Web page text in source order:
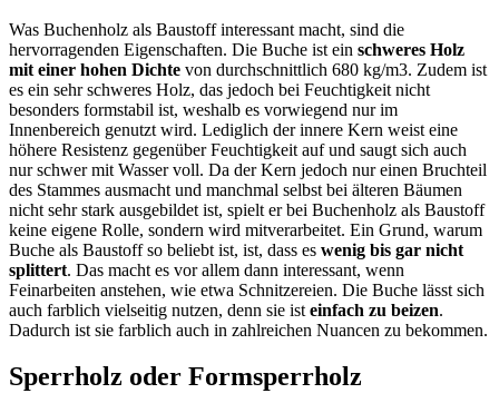
Was Buchenholz als Baustoff interessant macht, sind die
hervorragenden Eigenschaften. Die Buche ist ein schweres Holz
mit einer hohen Dichte von durchschnittlich 680 kg/m3. Zudem ist
es ein sehr schweres Holz, das jedoch bei Feuchtigkeit nicht
besonders formstabil ist, weshalb es vorwiegend nur im
Innenbereich genutzt wird. Lediglich der innere Kern weist eine
höhere Resistenz gegenüber Feuchtigkeit auf und saugt sich auch
nur schwer mit Wasser voll. Da der Kern jedoch nur einen Bruchteil
des Stammes ausmacht und manchmal selbst bei älteren Bäumen
nicht sehr stark ausgebildet ist, spielt er bei Buchenholz als Baustoff
keine eigene Rolle, sondern wird mitverarbeitet. Ein Grund, warum
Buche als Baustoff so beliebt ist, ist, dass es wenig bis gar nicht
splittert. Das macht es vor allem dann interessant, wenn
Feinarbeiten anstehen, wie etwa Schnitzereien. Die Buche lässt sich
auch farblich vielseitig nutzen, denn sie ist einfach zu beizen.
Dadurch ist sie farblich auch in zahlreichen Nuancen zu bekommen.
Sperrholz oder Formsperrholz